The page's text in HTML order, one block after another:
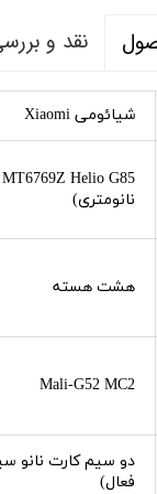
نقد و
شیائومی Xiaomi
نانومتری)
هشت هسته
Mali-G52 MC2
دو سیم‌ کارت نانو
فعال)